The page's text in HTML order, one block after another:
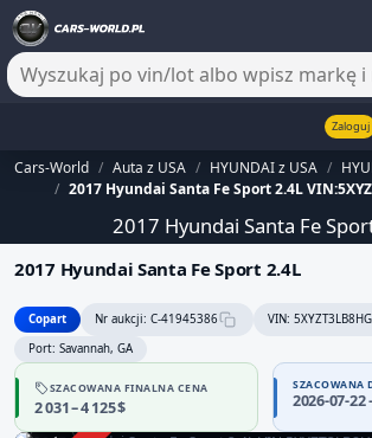
Zaloguj
Cars-World / Auta z USA / HYUNDAI z USA /
/ 2017 Hyundai Santa Fe Sport 2.4L
2017 Hyundai Santa Fe
2017 Hyundai Santa Fe Sport 2.4L
Copart Nr aukcji: C-41945386
VIN:
Port: Savannah, GA
SZACOWANA FINALNA CENA
2 031 – 4 125 $
SZACOWANA
2026-07-22